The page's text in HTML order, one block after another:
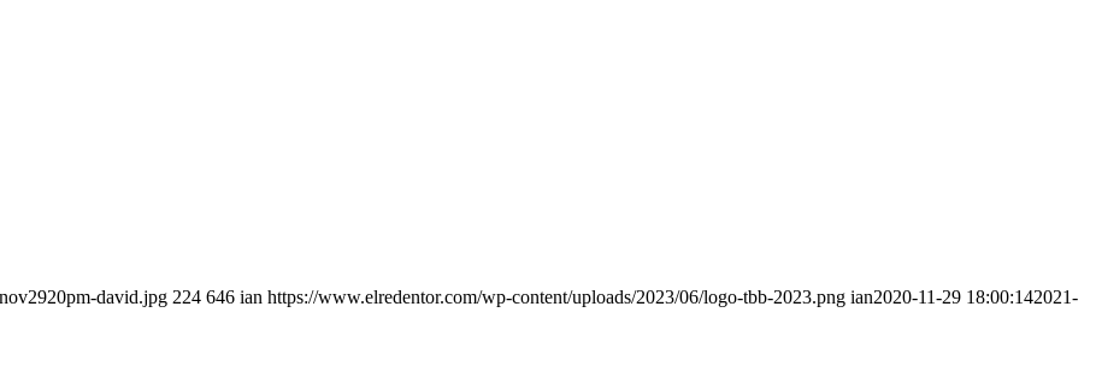
david.jpg 224 646 ian https://www.elredentor.com/wp-content/uploads/2023/06/logo-tbb-2023.png ian2020-11-29 18:00:142021-